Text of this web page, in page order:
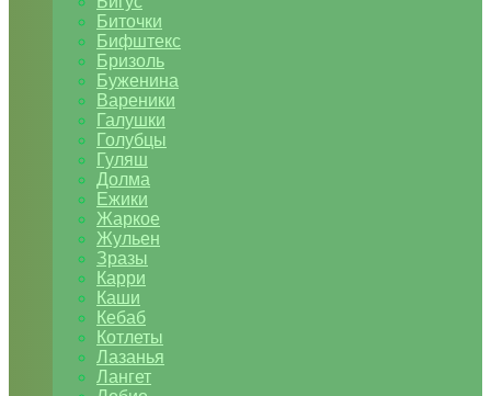
Биточки
Бифштекс
Бризоль
Буженина
Вареники
Галушки
Голубцы
Гуляш
Долма
Ежики
Жаркое
Жульен
Зразы
Карри
Каши
Кебаб
Котлеты
Лазанья
Лангет